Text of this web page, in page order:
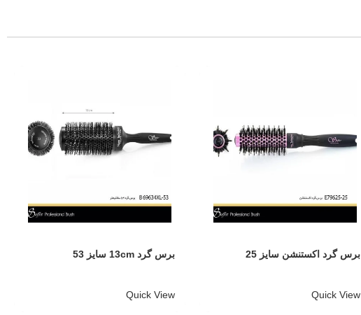
برس گرد اکستنشن سایز 25
Quick View
برس گرد 13cm سایز 53
Quick View